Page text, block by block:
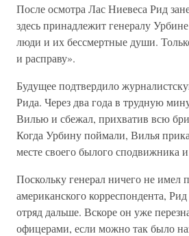
После осмотра Лас Ниевеса Рид
здесь принадлежит генералу
люди и их бессмертные души.
и расправу».
Будущее подтвердило
Рида. Через два года в трудную
Вилью и сбежал, прихватив всю
Когда Урбину поймали, Вилья
месте своего былого сподвижника
Поскольку генерал ничего не имел
американского корреспондента,
отряд дальше. Вскоре он уже
офицерами, если можно так было